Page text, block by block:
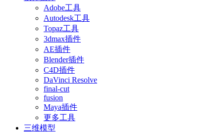
Adobe工具
Autodesk工具
Topaz工具
3dmax插件
AE插件
Blender插件
C4D插件
DaVinci Resolve
final-cut
fusion
Maya插件
更多工具
三维模型